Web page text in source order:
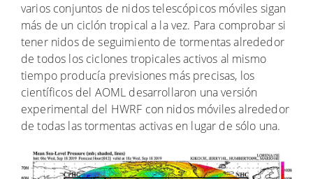
varios conjuntos de nidos telescópicos móviles sigan
más de un ciclón tropical a la vez. Para comprobar si
tener nidos de seguimiento de tormentas alrededor
de todos los ciclones tropicales activos al mismo
tiempo producía previsiones más precisas, los
científicos del AOML desarrollaron una versión
experimental del HWRF con nidos móviles alrededor
de todas las tormentas activas en lugar de sólo una.